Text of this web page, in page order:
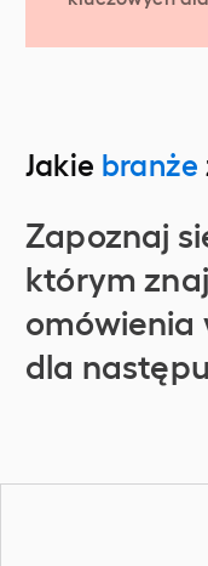
Jakie branże
Zapoznaj
którym
omówienia
dla